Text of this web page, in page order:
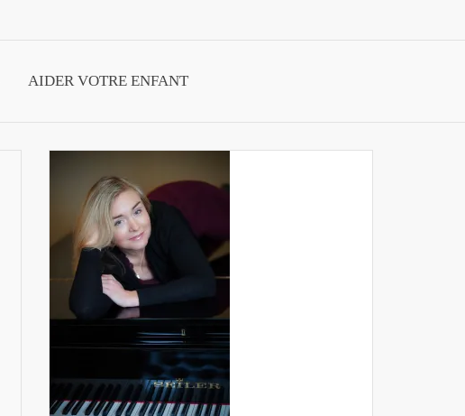
AIDER VOTRE ENFANT